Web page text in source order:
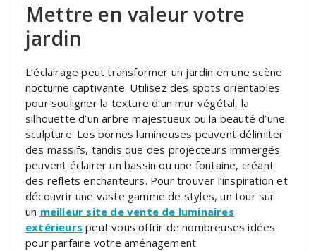
Mettre en valeur votre
jardin
L’éclairage peut transformer un jardin en une scène
nocturne captivante. Utilisez des spots orientables
pour souligner la texture d’un mur végétal, la
silhouette d’un arbre majestueux ou la beauté d’une
sculpture. Les bornes lumineuses peuvent délimiter
des massifs, tandis que des projecteurs immergés
peuvent éclairer un bassin ou une fontaine, créant
des reflets enchanteurs. Pour trouver l’inspiration et
découvrir une vaste gamme de styles, un tour sur
un meilleur site de vente de luminaires
extérieurs peut vous offrir de nombreuses idées
pour parfaire votre aménagement.